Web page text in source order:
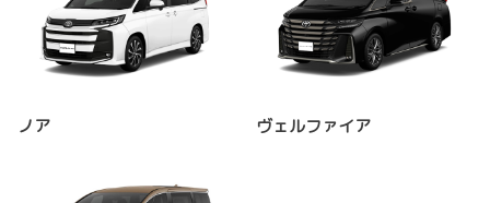
ノア ヴェルファイア